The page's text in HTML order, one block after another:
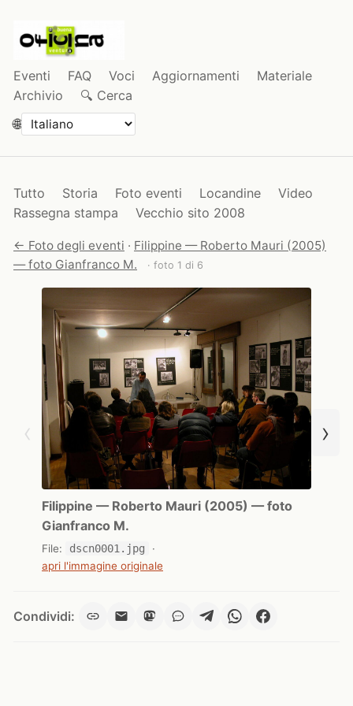
Eventi FAQ Voci Aggiornamenti
Materiale
Archivio
🔍 Cerca
🌐
Tutto Storia Foto eventi Locandine
Video
Rassegna stampa
Vecchio sito 2008
← Foto degli eventi · Filippine — Roberto Mauri (2005)
— foto Gianfranco M.
· foto 1 di 6
‹
Filippine — Roberto Mauri (2005) — foto
Gianfranco M.
File: dscn0001.jpg
·
apri l'immagine originale
›
Condividi: